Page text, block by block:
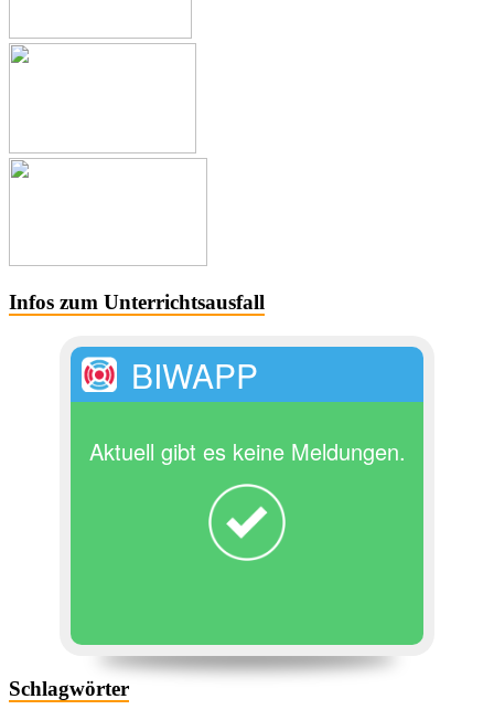
Infos zum Unterrichtsausfall
BIWAPP
Aktuell gibt es keine Meldungen.
Schlagwörter